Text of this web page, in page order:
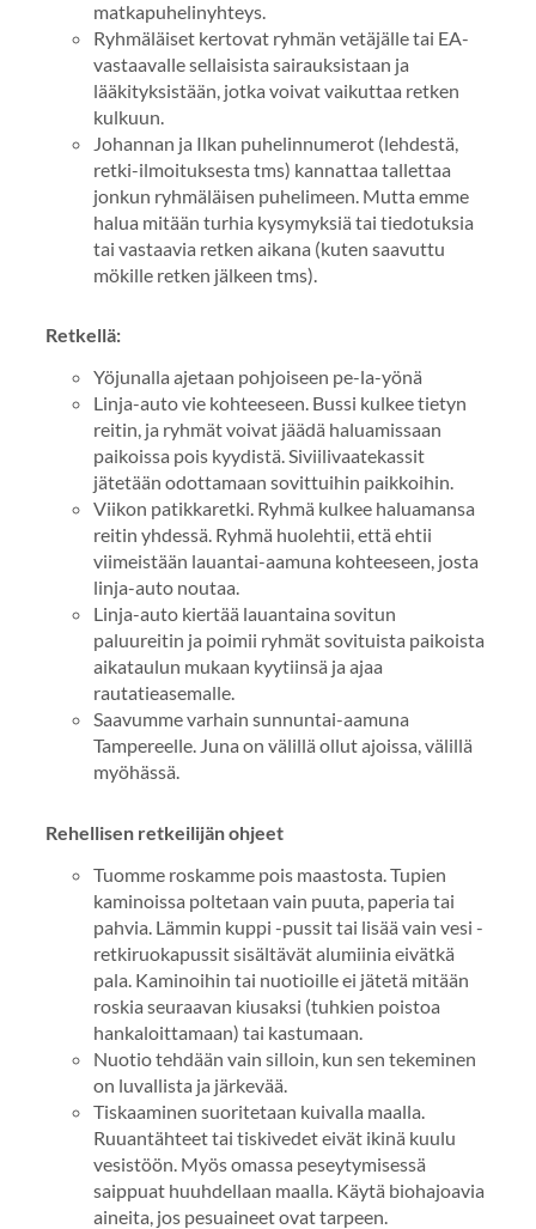
matkapuhelinyhteys.
Ryhmäläiset kertovat ryhmän vetäjälle tai EA-
vastaavalle sellaisista sairauksistaan ja
lääkityksistään, jotka voivat vaikuttaa retken
kulkuun.
Johannan ja Ilkan puhelinnumerot (lehdestä,
retki-ilmoituksesta tms) kannattaa tallettaa
jonkun ryhmäläisen puhelimeen. Mutta emme
halua mitään turhia kysymyksiä tai tiedotuksia
tai vastaavia retken aikana (kuten saavuttu
mökille retken jälkeen tms).
Retkellä:
Yöjunalla ajetaan pohjoiseen pe-la-yönä
Linja-auto vie kohteeseen. Bussi kulkee tietyn
reitin, ja ryhmät voivat jäädä haluamissaan
paikoissa pois kyydistä. Siviilivaatekassit
jätetään odottamaan sovittuihin paikkoihin.
Viikon patikkaretki. Ryhmä kulkee haluamansa
reitin yhdessä. Ryhmä huolehtii, että ehtii
viimeistään lauantai-aamuna kohteeseen, josta
linja-auto noutaa.
Linja-auto kiertää lauantaina sovitun
paluureitin ja poimii ryhmät sovituista paikoista
aikataulun mukaan kyytiinsä ja ajaa
rautatieasemalle.
Saavumme varhain sunnuntai-aamuna
Tampereelle. Juna on välillä ollut ajoissa, välillä
myöhässä.
Rehellisen retkeilijän ohjeet
Tuomme roskamme pois maastosta. Tupien
kaminoissa poltetaan vain puuta, paperia tai
pahvia. Lämmin kuppi -pussit tai lisää vain vesi -
retkiruokapussit sisältävät alumiinia eivätkä
pala. Kaminoihin tai nuotioille ei jätetä mitään
roskia seuraavan kiusaksi (tuhkien poistoa
hankaloittamaan) tai kastumaan.
Nuotio tehdään vain silloin, kun sen tekeminen
on luvallista ja järkevää.
Tiskaaminen suoritetaan kuivalla maalla.
Ruuantähteet tai tiskivedet eivät ikinä kuulu
vesistöön. Myös omassa peseytymisessä
saippuat huuhdellaan maalla. Käytä biohajoavia
aineita, jos pesuaineet ovat tarpeen.